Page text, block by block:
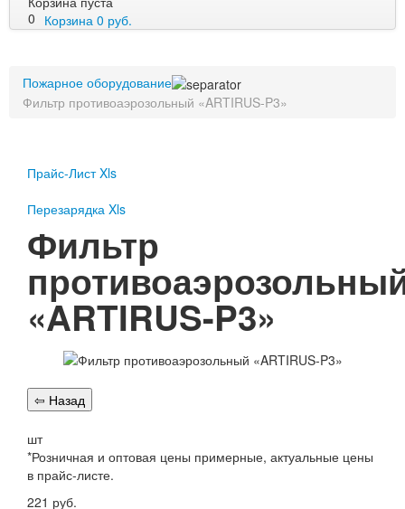
0 Корзина 0 руб.
Перезарядка
Перезарядка ОП
Доставка
Оплата
Гарантии
О нас
Статьи
Публичная оферта
Вопрос-Ответ
Контакты
Перезарядка ОП
Перезарядка ОУ
Пожарное оборудование
Фильтр противоаэрозольный «ARTIRUS-P3»
Прайс-Лист Xls
Перезарядка Xls
Фильтр
«ARTIRUS-P3»
шт
*Розничная и оптовая цены примерные, актуальные цены
в прайс-листе.
221 руб.